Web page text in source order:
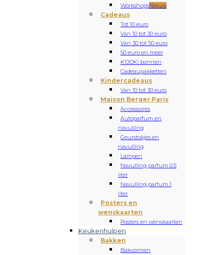
WorkshopsNieuw
Cadeaus
Tot 10 euro
Van 10 tot 30 euro
Van 30 tot 50 euro
50 euro en meer
K’OOK! bonnen
Cadeaupakketten
Kindercadeaus
Van 10 tot 30 euro
Maison Berger Paris
Accessoires
Autoparfum en
navulling
Geurstokjes en
navulling
Lampen
Navulling parfum 0.5
liter
Navulling parfum 1
liter
Posters en
wenskaarten
Posters en wenskaarten
Keukenhulpen
Bakken
Bakvormen